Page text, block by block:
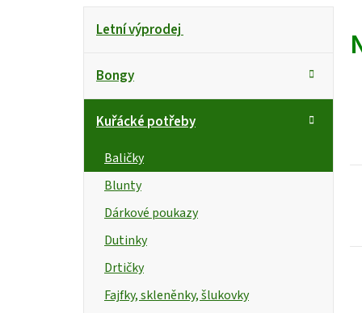
P
a
kategorie
K
g
i
Letní výprodej
Bongy
Kuřácké potřeby
Baličky
Blunty
Dárkové poukazy
Dutinky
Drtičky
Fajfky, skleněnky, šlukovky
ý